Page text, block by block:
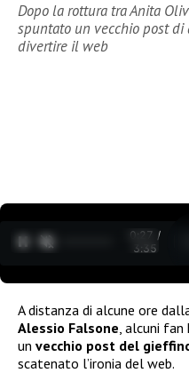
Dopo la rottura tra Anita
spuntato un vecchio post di
divertire il web
0:28 /
3:35
A distanza di alcune ore
Alessio Falsone , alcuni
un vecchio post del
scatenato l’ironia del web.